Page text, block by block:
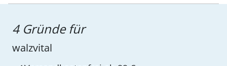
4 Gründe für
walzvital